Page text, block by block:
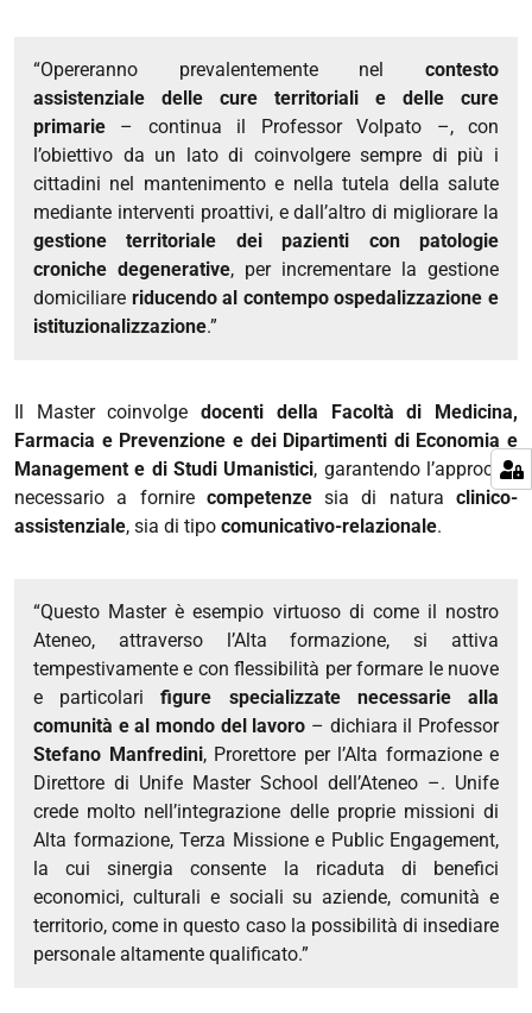
“Opereranno prevalentemente nel contesto
assistenziale delle cure territoriali e delle cure
primarie – continua il Professor Volpato –, con
l’obiettivo da un lato di coinvolgere sempre di più i
cittadini nel mantenimento e nella tutela della salute
mediante interventi proattivi, e dall’altro di migliorare la
gestione territoriale dei pazienti con patologie
croniche degenerative, per incrementare la gestione
domiciliare riducendo al contempo ospedalizzazione e
istituzionalizzazione.”
Il Master coinvolgedocenti della Facoltà di Medicina,
Farmacia e Prevenzione e dei Dipartimenti di Economia e
Management e di Studi Umanistici, garantendo l’approccio
necessario a fornire competenzesia di naturaclinico-
assistenziale, sia di tipo comunicativo-relazionale.
“Questo Master è esempio virtuoso di come il nostro
Ateneo, attraverso l’Alta formazione, si attiva
tempestivamente e con flessibilità per formare le nuove
e particolarifigure specializzate necessarie alla
comunità e al mondo del lavoro – dichiara il Professor
Stefano Manfredini, Prorettore per l’Alta formazione e
Direttore di Unife Master School dell’Ateneo –. Unife
crede molto nell’integrazione delle proprie missioni di
Alta formazione, Terza Missione e Public Engagement,
la cui sinergia consente la ricaduta di benefici
economici, culturali e sociali su aziende, comunità e
territorio, come in questo caso la possibilità di insediare
personale altamente qualificato.”